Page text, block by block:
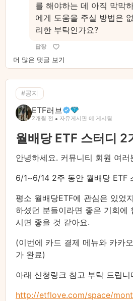
를 해야하는 데 아직 막막
에게 도움을 주실 방법은
리한 부탁인가요?
답장
더 많은 댓글 보기
#공지
ETF러브
2개월 전 자유게시판 에 게시됨
월배당 ETF 스터디 2
안녕하세요. 커뮤니티 회원 여러
6/1~6/14 2주 동안 월배당 ETF
평소 월배당ETF에 관심은 있었
하셨던 분들이라면 좋은 기회에
시면 좋을 것 같아요.
(이번에 카드 결제 메뉴와 카카
가 완료)
아래 신청링크 참고 부탁 드립
http://etflove.com/space/